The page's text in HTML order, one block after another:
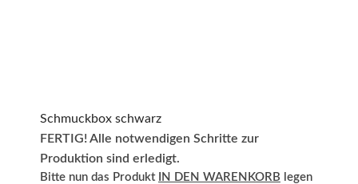
Schmuckbox schwarz
FERTIG! Alle notwendigen Schritte zur
Produktion sind erledigt.
Bitte nun das Produkt IN DEN WARENKORB legen